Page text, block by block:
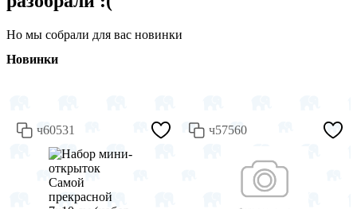
Но мы собрали для вас новинки
Новинки
ч60531 ч57560